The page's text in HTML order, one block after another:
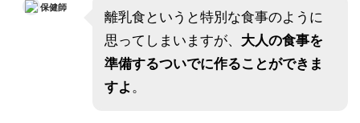
保健師
離乳食というと特別な食事のように
思ってしまいますが、 大人の食事を
準備するついでに作ることができま
すよ。